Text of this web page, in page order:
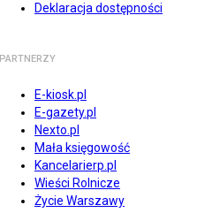
Deklaracja dostępności
PARTNERZY
E-kiosk.pl
E-gazety.pl
Nexto.pl
Mała księgowość
Kancelarierp.pl
Wieści Rolnicze
Życie Warszawy